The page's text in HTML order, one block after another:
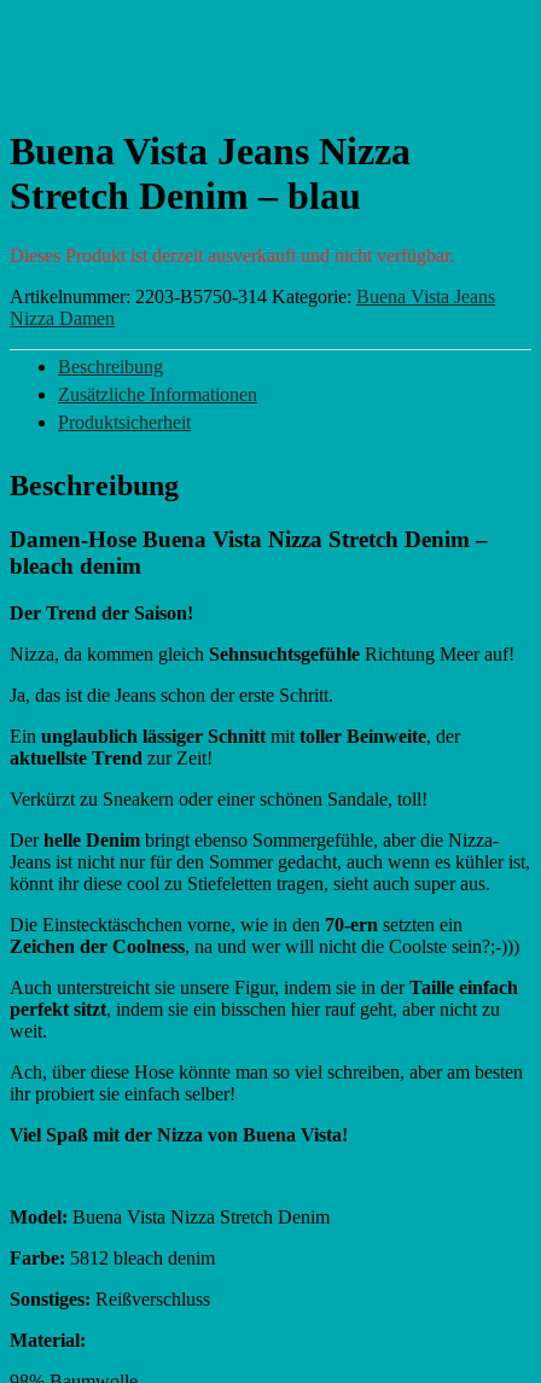
Buena Vista Jeans Nizza
Stretch Denim – blau
Dieses Produkt ist derzeit ausverkauft und nicht verfügbar.
Artikelnummer: 2203-B5750-314 Kategorie: Buena Vista Jeans
Nizza Damen
Beschreibung
Zusätzliche Informationen
Produktsicherheit
Beschreibung
Damen-Hose Buena Vista Nizza Stretch Denim –
bleach denim
Der Trend der Saison!
Nizza, da kommen gleich Sehnsuchtsgefühle Richtung Meer auf!
Ja, das ist die Jeans schon der erste Schritt.
Ein unglaublich lässiger Schnitt mit toller Beinweite, der
aktuellste Trend zur Zeit!
Verkürzt zu Sneakern oder einer schönen Sandale, toll!
Derhelle Denim bringt ebenso Sommergefühle, aber die Nizza-
Jeans ist nicht nur für den Sommer gedacht, auch wenn es kühler ist,
könnt ihr diese cool zu Stiefeletten tragen, sieht auch super aus.
Die Einstecktäschchen vorne, wie in den 70-ern setzten ein
Zeichen der Coolness, na und wer will nicht die Coolste sein?;-)))
Auch unterstreicht sie unsere Figur, indem sie in derTaille einfach
perfekt sitzt, indem sie ein bisschen hier rauf geht, aber nicht zu
weit.
Ach, über diese Hose könnte man so viel schreiben, aber am besten
ihr probiert sie einfach selber!
Viel Spaß mit der Nizza von Buena Vista!
Model: Buena Vista Nizza Stretch Denim
Farbe: 5812 bleach denim
Sonstiges: Reißverschluss
Material: